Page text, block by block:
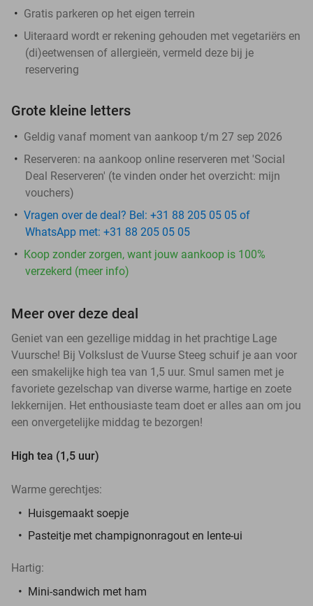
Gratis parkeren op het eigen terrein
Uiteraard wordt er rekening gehouden met vegetariërs en
(di)eetwensen of allergieën, vermeld deze bij je
reservering
Grote kleine letters
Geldig vanaf moment van aankoop t/m 27 sep 2026
Reserveren: na aankoop online reserveren met 'Social
Deal Reserveren' (te vinden onder het overzicht: mijn
vouchers)
Vragen over de deal? Bel: +31 88 205 05 05 of
WhatsApp met: +31 88 205 05 05
Koop zonder zorgen, want jouw aankoop is 100%
verzekerd (meer info)
Meer over deze deal
Geniet van een gezellige middag in het prachtige Lage
Vuursche! Bij Volkslust de Vuurse Steeg schuif je aan voor
een smakelijke high tea van 1,5 uur. Smul samen met je
favoriete gezelschap van diverse warme, hartige en zoete
lekkernijen. Het enthousiaste team doet er alles aan om jou
een onvergetelijke middag te bezorgen!
High tea (1,5 uur)
Warme gerechtjes:
Huisgemaakt soepje
Pasteitje met champignonragout en lente-ui
Hartig:
Mini-sandwich met ham